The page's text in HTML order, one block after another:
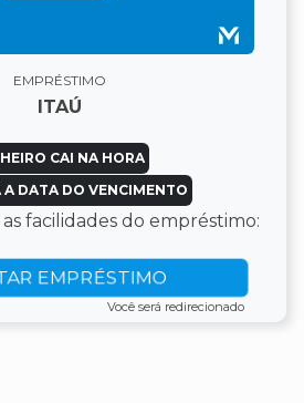
EMPRÉSTIMO
ITAÚ
CAI NA HORA
A DATA DO VENCIMENTO
facilidades do empréstimo:
EMPRÉSTIMO
Você será redirecionado